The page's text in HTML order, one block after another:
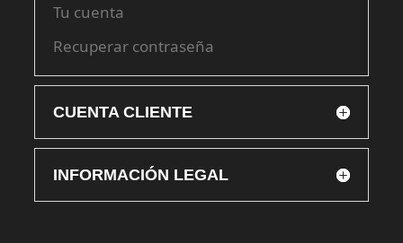
Tu cuenta
Recuperar contraseña
CUENTA CLIENTE
INFORMACIÓN LEGAL